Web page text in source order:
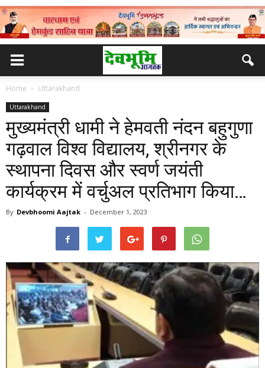
Home Uttarakhand
Uttarakhand
मुख्यमंत्री धामी ने हेमवती नंदन बहुगुणा
गढ़वाल विश्व विद्यालय, श्रीनगर के
स्थापना दिवस और स्वर्ण जयंती
कार्यक्रम में वर्चुअल प्रतिभाग किया…
By Devbhoomi Aajtak - December 1, 2023